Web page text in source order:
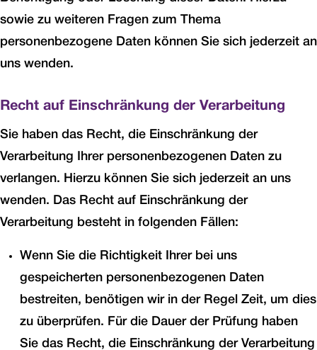
sowie zu weiteren Fragen zum Thema
personenbezogene Daten können Sie sich jederzeit an
uns wenden.
Recht auf Einschränkung der Verarbeitung
Sie haben das Recht, die Einschränkung der
Verarbeitung Ihrer personenbezogenen Daten zu
verlangen. Hierzu können Sie sich jederzeit an uns
wenden. Das Recht auf Einschränkung der
Verarbeitung besteht in folgenden Fällen:
Wenn Sie die Richtigkeit Ihrer bei uns
gespeicherten personenbezogenen Daten
bestreiten, benötigen wir in der Regel Zeit, um dies
zu überprüfen. Für die Dauer der Prüfung haben
Sie das Recht, die Einschränkung der Verarbeitung